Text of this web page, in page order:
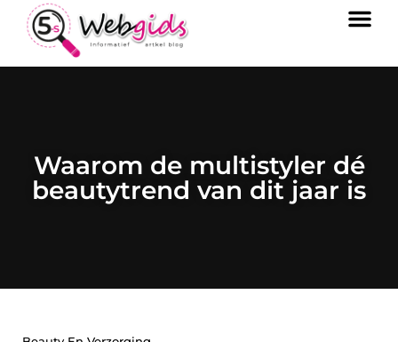
Waarom de multistyler dé
beautytrend van dit jaar is